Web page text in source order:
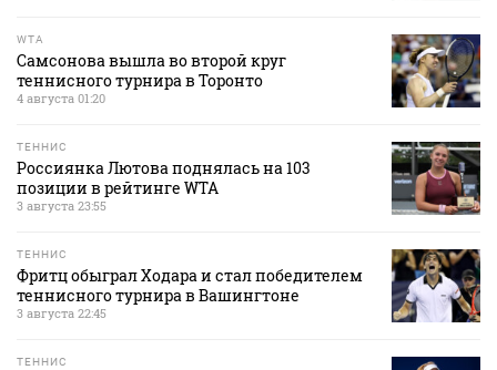
WTA
Самсонова вышла во второй круг
теннисного турнира в Торонто
4 августа 01:20
ТЕННИС
Россиянка Лютова поднялась на 103
позиции в рейтинге WTA
3 августа 23:55
ТЕННИС
Фритц обыграл Ходара и стал победителем
теннисного турнира в Вашингтоне
3 августа 22:45
ТЕННИС